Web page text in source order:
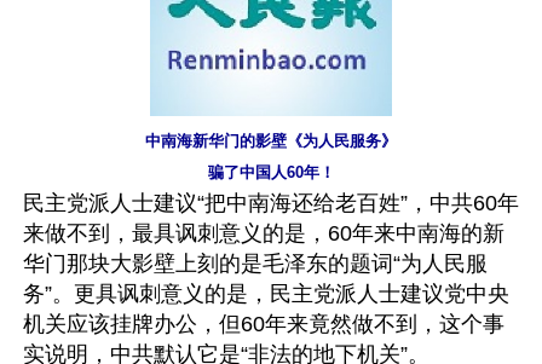
中南海新华门的影壁《为人民服务》
骗了中国人60年！
民主党派人士建议“把中南海还给老百姓”，中共60年
来做不到，最具讽刺意义的是，60年来中南海的新
华门那块大影壁上刻的是毛泽东的题词“为人民服
务”。更具讽刺意义的是，民主党派人士建议党中央
机关应该挂牌办公，但60年来竟然做不到，这个事
实说明，中共默认它是“非法的地下机关”。